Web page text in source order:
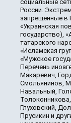
социальные
России.
запрещенные в
«Украинская
государство),
татарского
«Исламская
«Мужское
Перечень
Макаревич,
Смольянинов,
Навальный,
Глуховский,
Прусикин и